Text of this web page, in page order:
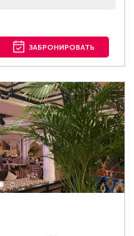
ЗАБРОНИРОВАТЬ